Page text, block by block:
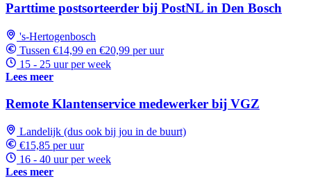
Parttime postsorteerder bij PostNL in Den Bosch
's-Hertogenbosch
Tussen €14,99 en €20,99 per uur
15 - 25 uur per week
Lees meer
Remote Klantenservice medewerker bij VGZ
Landelijk (dus ook bij jou in de buurt)
€15,85 per uur
16 - 40 uur per week
Lees meer